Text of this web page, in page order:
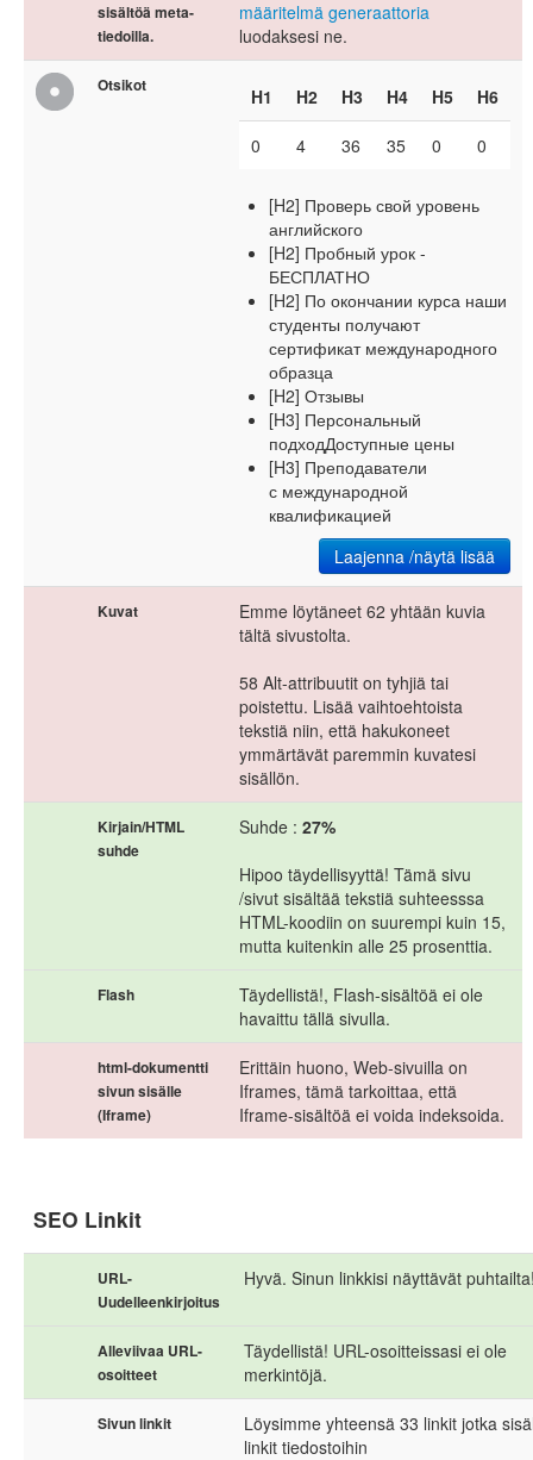
sisältöä meta-
tiedoilla.
määritelmä generaattoria
luodaksesi ne.
Otsikot H1 H2 H3 H4 H5 H6
0 4 36 35 0 0
[H2] Проверь свой уровень
английского
[H2] Пробный урок -
БЕСПЛАТНО
[H2] По окончании курса наши
студенты получают
сертификат международного
образца
[H2] Отзывы
[H3] Персональный
подходДоступные цены
[H3] Преподаватели
с международной
квалификацией
Laajenna /näytä lisää
Kuvat
Emme löytäneet 62 yhtään kuvia
tältä sivustolta.
58 Alt-attribuutit on tyhjiä tai
poistettu. Lisää vaihtoehtoista
tekstiä niin, että hakukoneet
ymmärtävät paremmin kuvatesi
sisällön.
Kirjain/HTML
suhde
Suhde : 27%
Hipoo täydellisyyttä! Tämä sivu
/sivut sisältää tekstiä suhteesssa
HTML-koodiin on suurempi kuin 15,
mutta kuitenkin alle 25 prosenttia.
Flash
Täydellistä!, Flash-sisältöä ei ole
havaittu tällä sivulla.
html-dokumentti
sivun sisälle
(Iframe)
Erittäin huono, Web-sivuilla on
Iframes, tämä tarkoittaa, että
Iframe-sisältöä ei voida indeksoida.
SEO Linkit
URL-
Uudelleenkirjoitus
Hyvä. Sinun linkkisi näyttävät
Alleviivaa URL-
osoitteet
Täydellistä! URL-osoitteissasi ei ole
merkintöjä.
Sivun linkit
Löysimme yhteensä 33 linkit jotka
linkit tiedostoihin